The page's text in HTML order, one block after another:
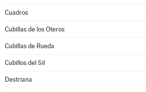
Cuadros
Cubillas de los Oteros
Cubillas de Rueda
Cubillos del Sil
Destriana